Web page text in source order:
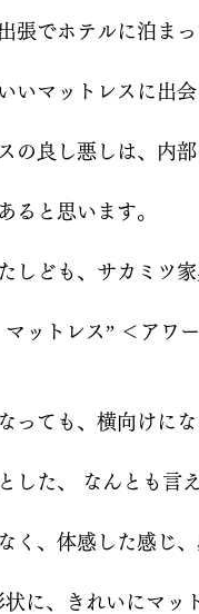
張でホテルに泊まっ
いマットレスに出
の良し悪しは、内
ると思います。
しども、サカミツ家
マットレス” ＜アワ
っても、横向けに
した、 なんとも言
く、体感した感じ
状に、きれいにマッ